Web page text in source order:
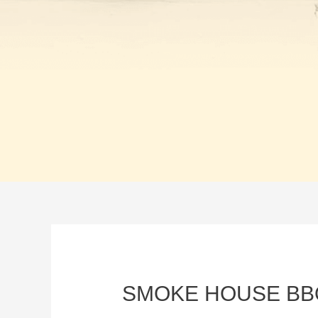
SMOKE HOUSE